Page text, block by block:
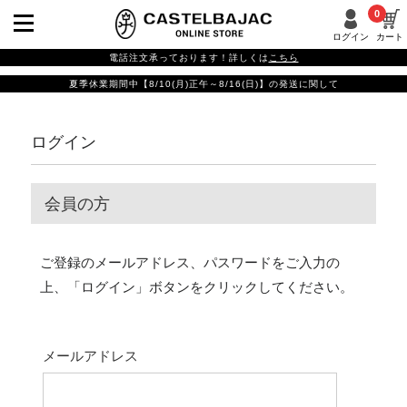
ログイン カート
0
電話注文承っております！詳しくは こちら
夏季休業期間中【8/10(月)正午～8/16(日)】の発送に関して
ログイン
会員の方
ご登録のメールアドレス、パスワードをご入力の
上、「ログイン」ボタンをクリックしてください。
メールアドレス